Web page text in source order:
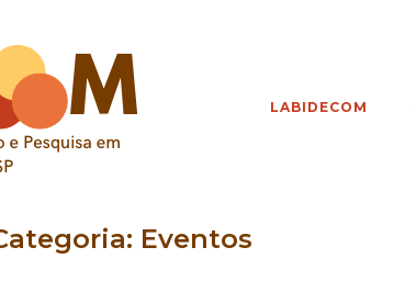
LABIDECOM
Eventos